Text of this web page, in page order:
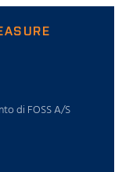
di FOSS A/S